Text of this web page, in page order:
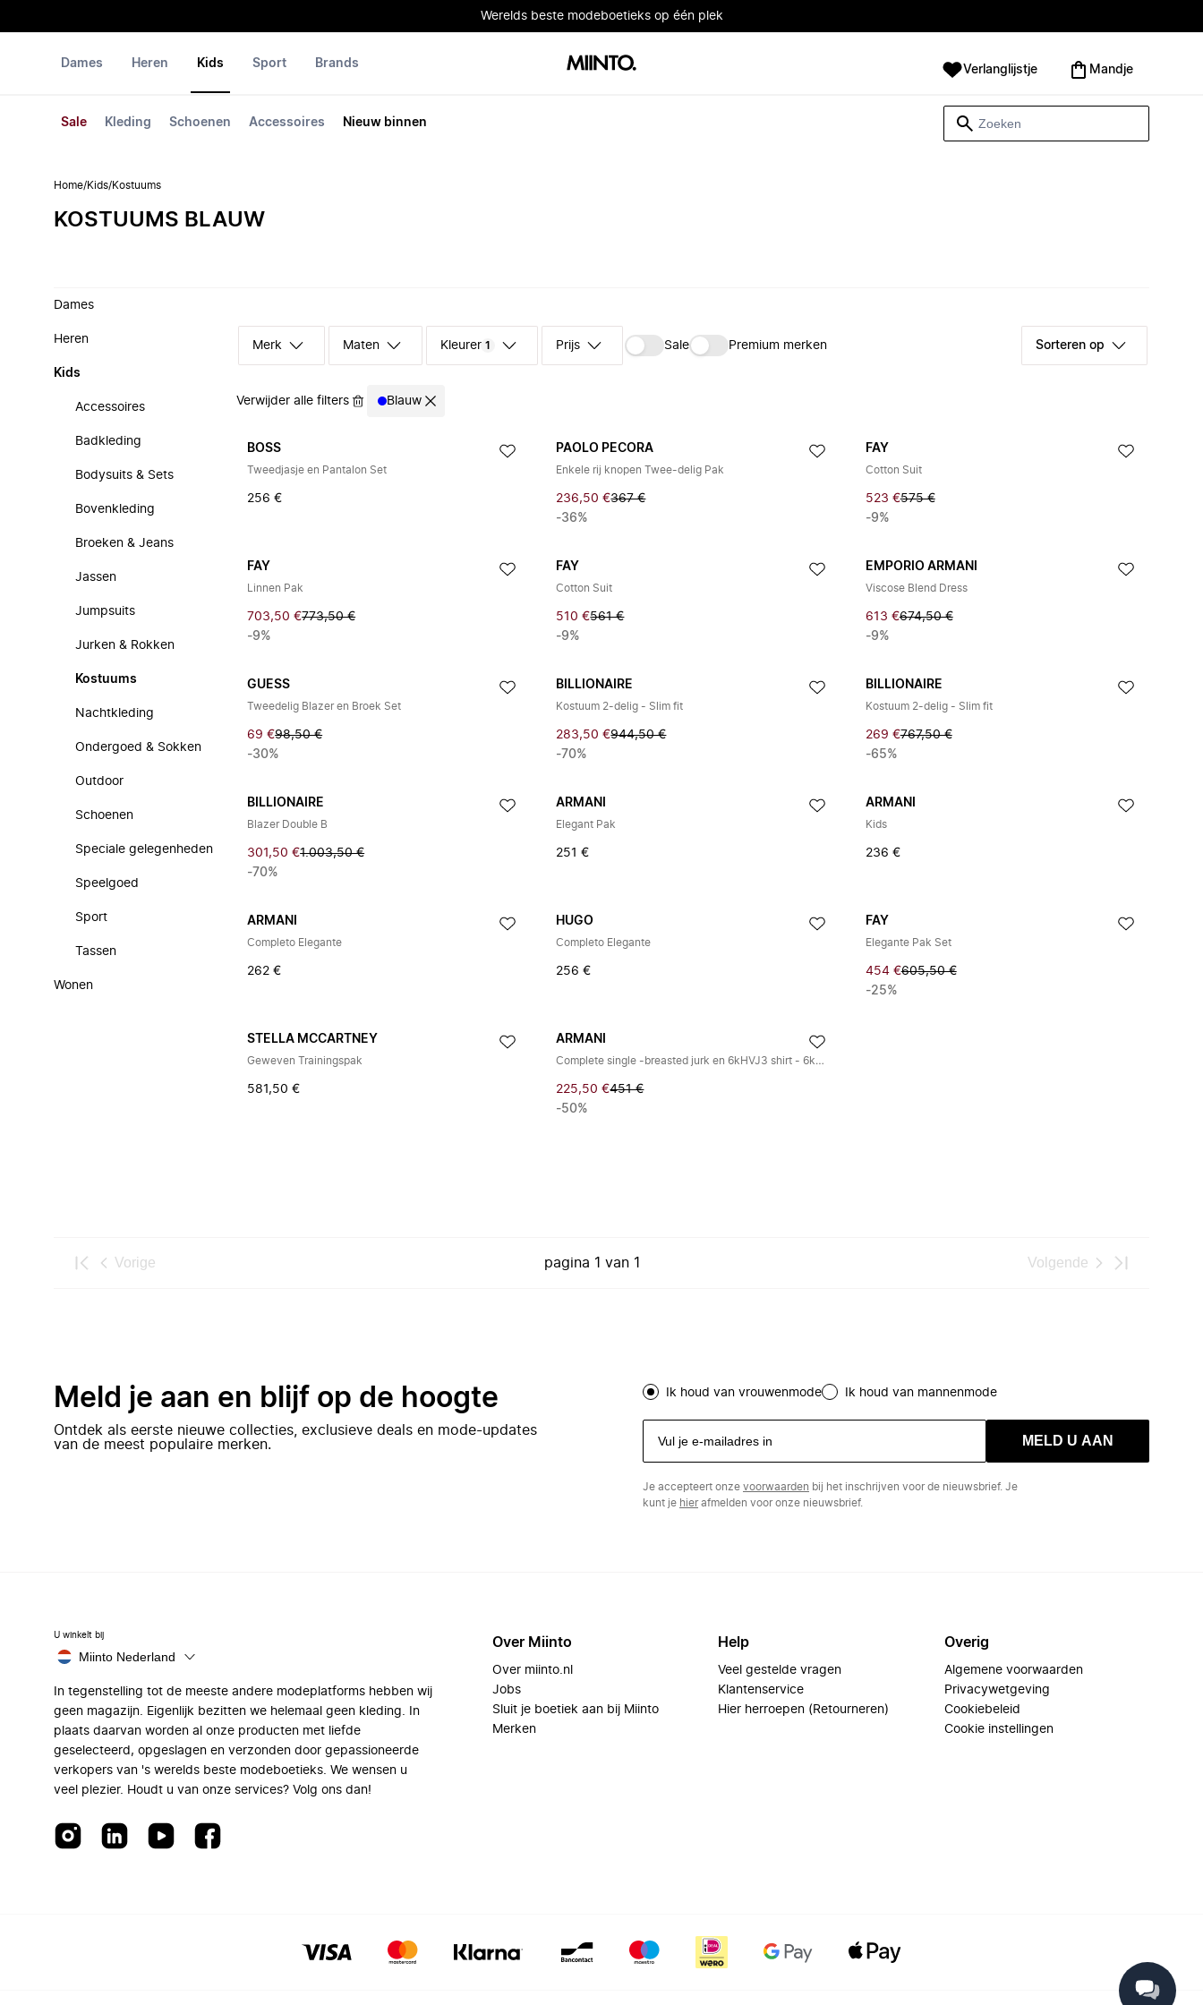
Werelds beste modeboetieks op één plek
Dames Heren Kids
Sale Kleding Schoenen Accessoires Nieuw binnen
Sport Brands Verlanglijstje Mandje
Home/Kids/Kostuums
KOSTUUMS BLAUW
Dames
Heren
Kids
Accessoires
Badkleding
Bodysuits & Sets
Bovenkleding
Broeken & Jeans
Jassen
Jumpsuits
Jurken & Rokken
Kostuums
Nachtkleding
Ondergoed & Sokken
Outdoor
Schoenen
Speciale gelegenheden
Speelgoed
Sport
Tassen
Wonen
Merk Maten Kleuren 1 Prijs Sale Premium merken Sorteren op
Verwijder alle filters Blauw
BOSS
Tweedjasje en Pantalon Set
256 €
PAOLO PECORA
Enkele rij knopen Twee-delig Pak
236,50 €367 €
-36%
FAY
Cotton Suit
523 €575 €
-9%
FAY
Linnen Pak
703,50 €773,50 €
-9%
FAY
Cotton Suit
510 €561 €
-9%
EMPORIO ARMANI
Viscose Blend Dress
613 €674,50 €
-9%
GUESS
Tweedelig Blazer en Broek Set
69 €98,50 €
-30%
BILLIONAIRE
Kostuum 2-delig - Slim fit
283,50 €944,50 €
-70%
BILLIONAIRE
Kostuum 2-delig - Slim fit
269 €767,50 €
-65%
BILLIONAIRE
Blazer Double B
301,50 €1.003,50 €
-70%
ARMANI
Elegant Pak
251 €
ARMANI
Kids
236 €
ARMANI
Completo Elegante
262 €
HUGO
Completo Elegante
256 €
FAY
Elegante Pak Set
454 €605,50 €
-25%
STELLA MCCARTNEY
Geweven Trainingspak
581,50 €
ARMANI
Complete single -breasted jurk en 6kHVJ3 shirt - 6khc68
225,50 €451 €
-50%
Vorige pagina 1 van 1 Volgende
Meld je aan en blijf op de hoogte
Ontdek als eerste nieuwe collecties, exclusieve deals en mode-updates
van de meest populaire merken.
Ik houd van vrouwenmode Ik houd van mannenmode
MELD U AAN
Je accepteert onze voorwaarden bij het inschrijven voor de nieuwsbrief. Je
kunt je hierafmelden voor onze nieuwsbrief.
U winkelt bij
Miinto Nederland
In tegenstelling tot de meeste andere modeplatforms hebben wij
geen magazijn. Eigenlijk bezitten we helemaal geen kleding. In
plaats daarvan worden al onze producten met liefde
geselecteerd, opgeslagen en verzonden door gepassioneerde
verkopers van 's werelds beste modeboetieks. We wensen u
veel plezier. Houdt u van onze services? Volg ons dan!
Over Miinto
Over miinto.nl
Jobs
Sluit je boetiek aan bij Miinto
Merken
Help
Veel gestelde vragen
Klantenservice
Hier herroepen (Retourneren)
Overig
Algemene voorwaarden
Privacywetgeving
Cookiebeleid
Cookie instellingen